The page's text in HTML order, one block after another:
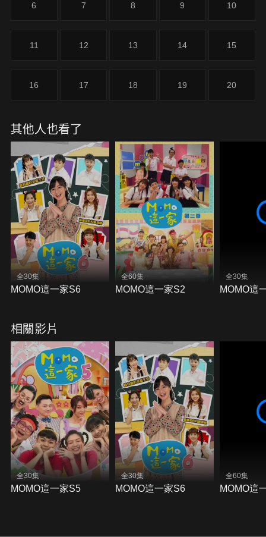
6 7 8 9 10
11 12 13 14 15
16 17 18 19 20
其他人也看了
全30集
MOMO這一家S6
全60集
MOMO這一家S2
全30集
MOMO這
相關影片
全30集
MOMO這一家S5
全30集
MOMO這一家S6
全60集
MOMO這